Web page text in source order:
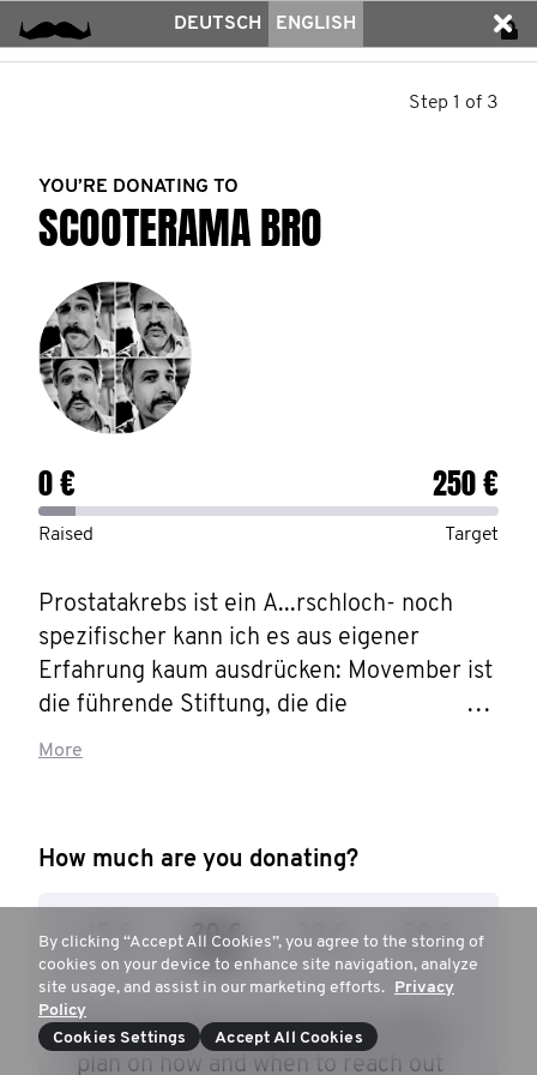
DEUTSCH ENGLISH
Step 1 of 3
YOU’RE DONATING TO
SCOOTERAMA BRO
0 € 250 €
Raised Target
Prostatakrebs ist ein A...rschloch- noch
spezifischer kann ich es aus eigener
Erfahrung kaum ausdrücken: Movember ist
die führende Stiftung, die die
Männergesundheit verändert, und diesen
auf Prostata- und Hodenkrebs, die
psychische Gesundheit und
Suizidprävention. Hilft mir, etwas gegen
das frühzeitige Sterben von Männern zu
unternehmen.
More
How much are you donating?
15 € 20 € 30 € 50 €
25 € can help prepare a man with a
plan on how and when to reach out
By clicking “Accept All Cookies”, you agree to the storing of
cookies on your device to enhance site navigation, analyze
site usage, and assist in our marketing efforts. Privacy
Policy
Cookies Settings
Accept All Cookies